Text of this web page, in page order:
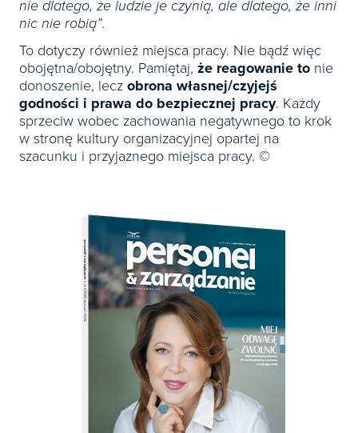
nie dlatego, że ludzie je czynią, ale dlatego, że inni
nic nie robią”.
To dotyczy również miejsca pracy. Nie bądź więc
obojętna/obojętny. Pamiętaj, że reagowanie to nie
donoszenie, lecz obrona własnej/czyjejś
godności i prawa do bezpiecznej pracy. Każdy
sprzeciw wobec zachowania negatywnego to krok
w stronę kultury organizacyjnej opartej na
szacunku i przyjaznego miejsca pracy. ©